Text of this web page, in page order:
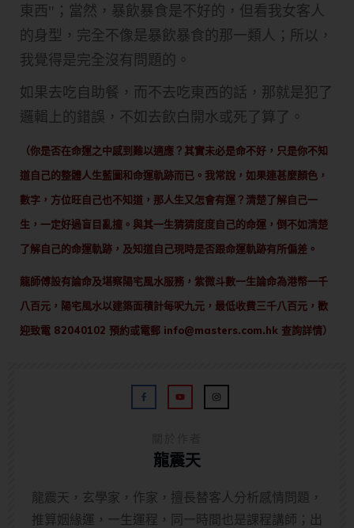
東西"；當然，暴飲暴食是不好的，但看我女客人
的身型，完全不像是暴飲暴食的那一類人；所以，
我覺得是完全沒有問題的。
如果去吃自助餐，而不去吃東西的話，那就是犯了
邏輯上的錯誤，不如去飲白開水或死了算了。
（你是否在命運之中感到難以適應？其實未必是命不好，只是你不知
道自己的整體人生藍圖和命運軌跡而已。我常說，如果連甚麼顏色，
數字，方位旺自己也不知道，那人生又怎會有運？清楚了解自己一
生，一定好過盲目亂撞。與其一生猜猜度度自己的命運，倒不如清楚
了解自己的命運軌跡，及知道自己現時是否跟命運軌跡有所偏差。
龍師傅設有論命及堪察陽宅風水服務，紫微斗數一生論命為港幣一千
八百元，陽宅風水以建築面積計每呎九元，最低收費三千八百元，歡
迎致電 82040102 預約或電郵 info@masters.com.hk 查詢詳情）
龍震天
龍震天，玄學家，作家，擅長替客人分析感情問題，
推算姻緣運，一生運程，同一時間也是課程講師；出